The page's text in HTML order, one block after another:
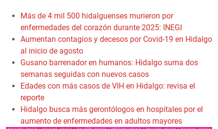
Más de 4 mil 500 hidalguenses murieron por
enfermedades del corazón durante 2025: INEGI
Aumentan contagios y decesos por Covid-19 en Hidalgo
al inicio de agosto
Gusano barrenador en humanos: Hidalgo suma dos
semanas seguidas con nuevos casos
Edades con más casos de VIH en Hidalgo: revisa el
reporte
Hidalgo busca más gerontólogos en hospitales por el
aumento de enfermedades en adultos mayores